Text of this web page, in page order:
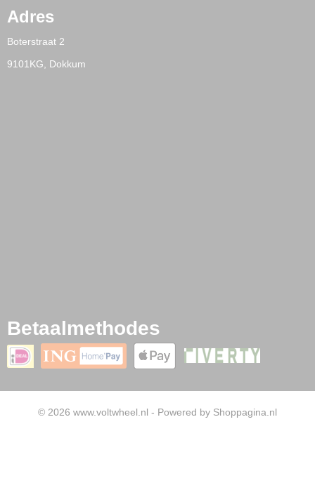
Adres
Boterstraat 2
9101KG, Dokkum
Betaalmethodes
© 2026 www.voltwheel.nl - Powered by Shoppagina.nl